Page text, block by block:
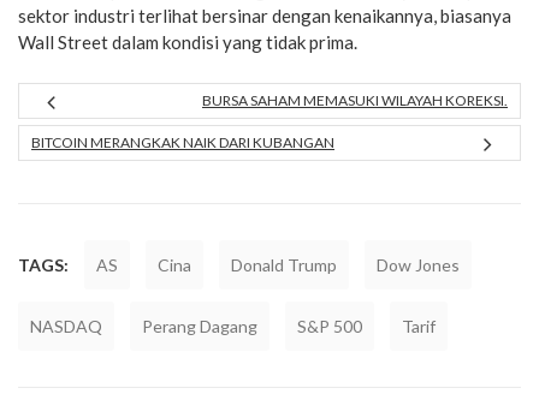
sektor industri terlihat bersinar dengan kenaikannya, biasanya
Wall Street dalam kondisi yang tidak prima.
BURSA SAHAM MEMASUKI WILAYAH KOREKSI.
BITCOIN MERANGKAK NAIK DARI KUBANGAN
TAGS: AS Cina Donald Trump Dow Jones
NASDAQ Perang Dagang S&P 500 Tarif